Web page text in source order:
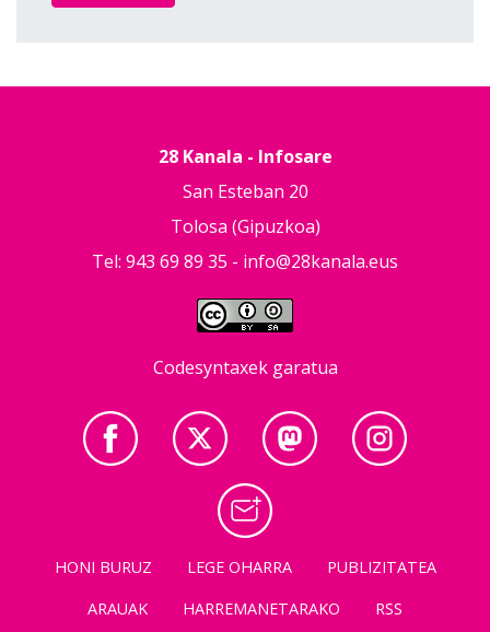
28 Kanala - Infosare
San Esteban 20
Tolosa (Gipuzkoa)
Tel: 943 69 89 35 - info@28kanala.eus
Codesyntaxek garatua
HONI BURUZ LEGE OHARRA
PUBLIZITATEA
ARAUAK
HARREMANETARAKO RSS